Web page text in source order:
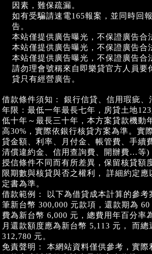
因素，難保疏漏。
如有受騙請速電165報案，並同時回
告。
本站僅提供廣告曝光，不保證廣告合
本站僅提供廣告曝光，不保證廣告合
本站僅提供廣告曝光，不保證廣告合
請勿理會號稱來自即樂貸官方人員要
貸只有經營廣告。
借款條件須知： 銀行信貸、信用瑕疵、
年限：最低一年最長七年，房貸土地
低十年～最長三十年，本方案貸款機動
高30%，實際依銀行核貸方案為準。實
貸金額、利率、月付金、帳管費、手續
清償違約金、信用查詢費、開辦費…等)
授信條件不同而有所差異，保留核貸額
限期數與核貸與否之權利， 詳細約定應
定書為準。
借款範例： 以下為借貸成本計算的參考
筆新台幣 300,000 元款項，還款期為
費為新台幣 6,000 元，總費用年百分率
月還款額度應為新台幣 5,113 元， 而總
312,780 元。
免責聲明： 本網站資料僅供參考，實際